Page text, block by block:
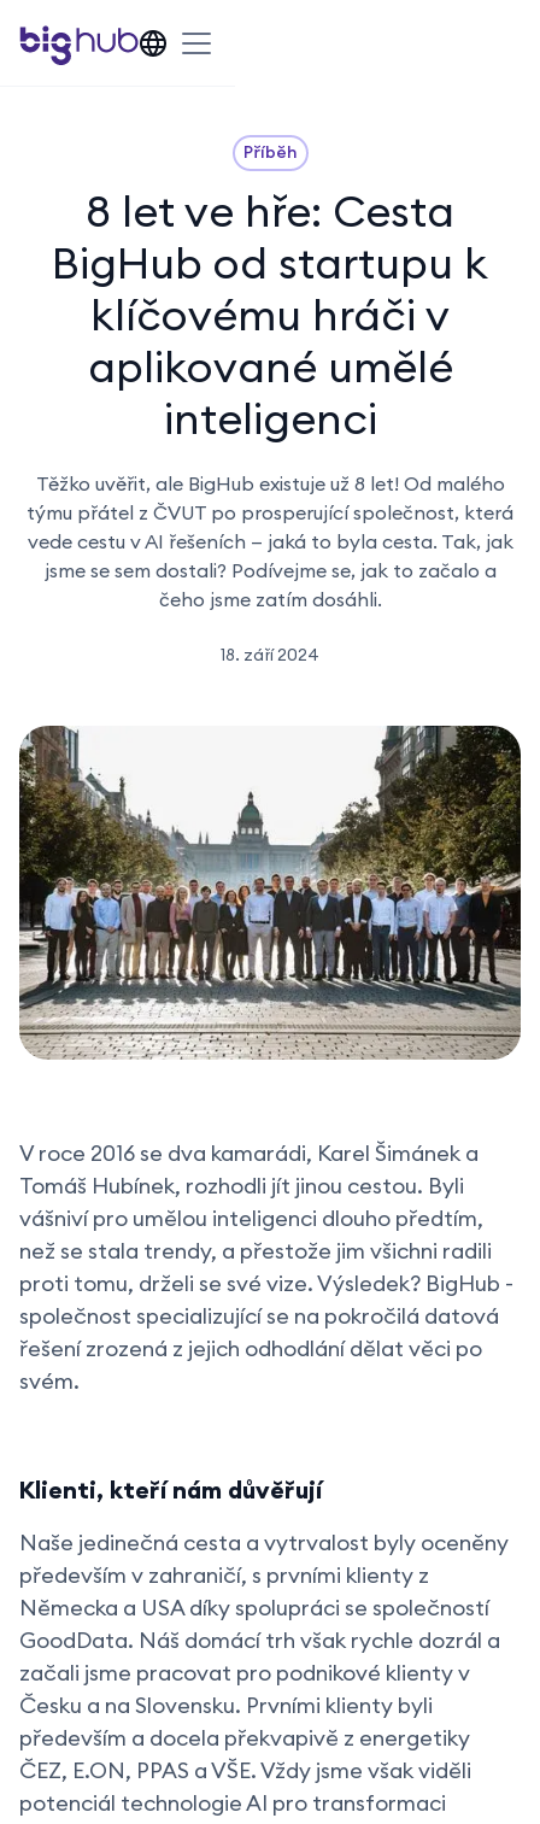
Příběh
8 let ve hře: Cesta
BigHub od startupu k
klíčovému hráči v
aplikované umělé
inteligenci
‍Těžko uvěřit, ale BigHub existuje už 8 let! Od malého
týmu přátel z ČVUT po prosperující společnost, která
vede cestu v AI řešeních — jaká to byla cesta. Tak, jak
jsme se sem dostali? Podívejme se, jak to začalo a
čeho jsme zatím dosáhli.
18. září 2024
V roce 2016 se dva kamarádi, Karel Šimánek a
Tomáš Hubínek, rozhodli jít jinou cestou. Byli
vášniví pro umělou inteligenci dlouho předtím,
než se stala trendy, a přestože jim všichni radili
proti tomu, drželi se své vize. Výsledek? BigHub -
společnost specializující se na pokročilá datová
řešení zrozená z jejich odhodlání dělat věci po
svém.
Klienti, kteří nám důvěřují
Naše jedinečná cesta a vytrvalost byly oceněny
především v zahraničí, s prvními klienty z
Německa a USA díky spolupráci se společností
GoodData. Náš domácí trh však rychle dozrál a
začali jsme pracovat pro podnikové klienty v
Česku a na Slovensku. Prvními klienty byli
především a docela překvapivě z energetiky
ČEZ, E.ON, PPAS a VŠE. Vždy jsme však viděli
potenciál technologie AI pro transformaci